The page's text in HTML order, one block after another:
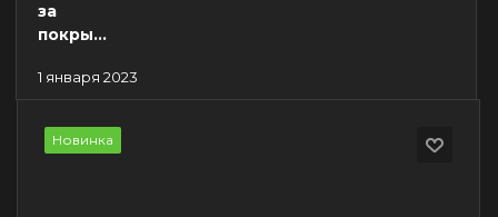
1 января 2023
за
покрытиями
Новинка